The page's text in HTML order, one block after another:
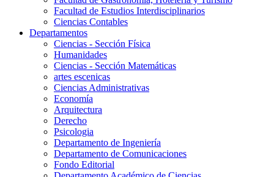
Facultad de Estudios Interdisciplinarios
Ciencias Contables
Departamentos
Ciencias - Sección Física
Humanidades
Ciencias - Sección Matemáticas
artes escenicas
Ciencias Administrativas
Economía
Arquitectura
Derecho
Psicologia
Departamento de Ingeniería
Departamento de Comunicaciones
Fondo Editorial